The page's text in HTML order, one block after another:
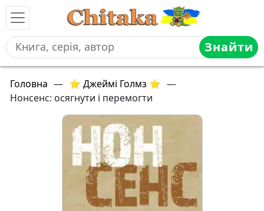
Знайти
Головна — ⭐ Джеймі Голмз ⭐ —
Нонсенс: осягнути і перемогти